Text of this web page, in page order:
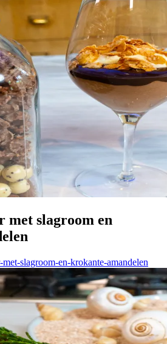
met slagroom en
slagroom-en-krokante-amandelen